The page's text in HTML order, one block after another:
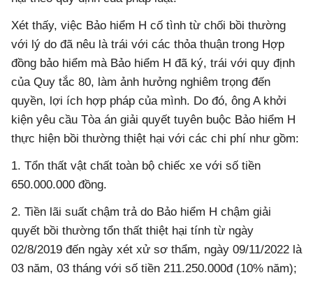
Xét thấy, việc Bảo hiểm H cố tình từ chối bồi thường
với lý do đã nêu là trái với các thỏa thuận trong Hợp
đồng bảo hiểm mà Bảo hiểm H đã ký, trái với quy định
của Quy tắc 80, làm ảnh hưởng nghiêm trọng đến
quyền, lợi ích hợp pháp của mình. Do đó, ông A khởi
kiện yêu cầu Tòa án giải quyết tuyên buộc Bảo hiểm H
thực hiện bồi thường thiệt hại với các chi phí như gồm:
1. Tổn thất vật chất toàn bộ chiếc xe với số tiền
650.000.000 đồng.
2. Tiền lãi suất chậm trả do Bảo hiểm H chậm giải
quyết bồi thường tổn thất thiệt hại tính từ ngày
02/8/2019 đến ngày xét xử sơ thẩm, ngày 09/11/2022 là
03 năm, 03 tháng với số tiền 211.250.000đ (10% năm);